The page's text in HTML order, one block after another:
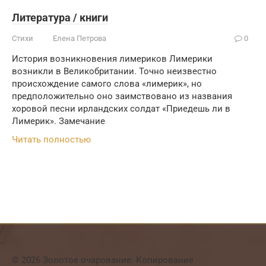
Литература / книги
Стихи Елена Петрова 0
История возникновения лимериков Лимерики
возникли в Великобритании. Точно неизвестно
происхождение самого слова «лимерик», но
предположительно оно заимствовано из названия
хоровой песни ирландских солдат «Приедешь ли в
Лимерик». Замечание
Читать полностью
© 2026 Золотое очарование. Копирование